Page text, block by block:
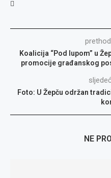
Koalicija “Pod lupom” u
promocije građanskog
Foto: U Žepču održan
NE